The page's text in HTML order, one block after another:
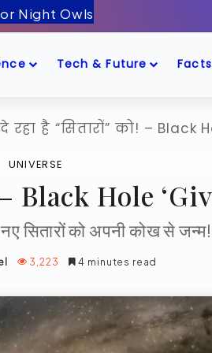
Launch
Tech & Future
है “सितारों” को! – Black
UNIVERSE
– Black Hole
सितारों को अपनी कोख से जन्म!
3,223 4 minutes read